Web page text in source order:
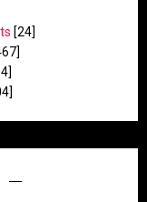
[24]